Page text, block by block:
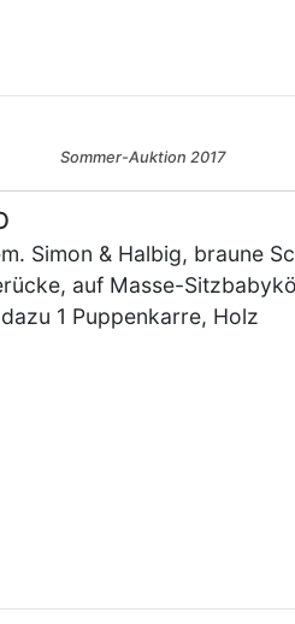
Sommer-Auktion 2017
Simon & Halbig, braune
auf Masse-
1 Puppenkarre, Holz